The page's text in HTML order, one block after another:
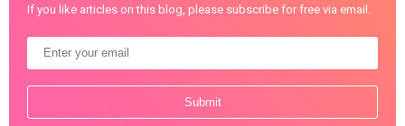
If you like articles on this blog, please subscribe for free via email.